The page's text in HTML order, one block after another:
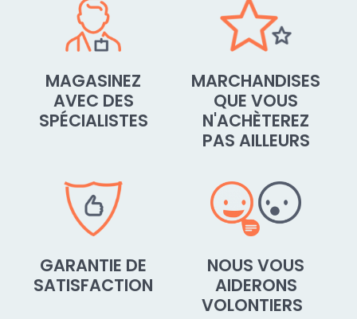
MAGASINEZ
AVEC DES
SPÉCIALISTES
MARCHANDISES
QUE VOUS
N'ACHÈTEREZ
PAS AILLEURS
GARANTIE DE
SATISFACTION
NOUS VOUS
AIDERONS
VOLONTIERS